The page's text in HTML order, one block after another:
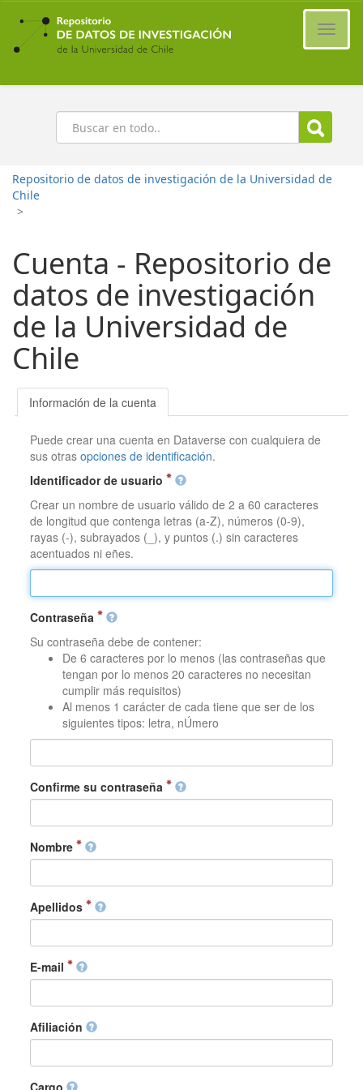
Ir
contenido
principal
Buscar
Repositorio de datos de investigación de la Universidad de
Chile
>
Cuenta - Repositorio de
datos de investigación
de la Universidad de
Chile
Información de la cuenta
Puede crear una cuenta en Dataverse con cualquiera de
sus otrasopciones de identificación.
Identificador de usuario
Crear un nombre de usuario válido de 2 a 60 caracteres
de longitud que contenga letras (a-Z), números (0-9),
rayas (-), subrayados (_), y puntos (.) sin caracteres
acentuados ni eñes.
Contraseña
Su contraseña debe de contener:
De 6 caracteres por lo menos (las contraseñas que
tengan por lo menos 20 caracteres no necesitan
cumplir más requisitos)
Al menos 1 carácter de cada tiene que ser de los
siguientes tipos: letra, nÚmero
Confirme su contraseña
Nombre
Apellidos
E-mail
Afiliación
Cargo